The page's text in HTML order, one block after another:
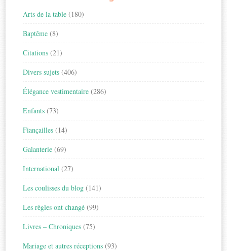
Arts de la table (180)
Baptême (8)
Citations (21)
Divers sujets (406)
Élégance vestimentaire (286)
Enfants (73)
Fiançailles (14)
Galanterie (69)
International (27)
Les coulisses du blog (141)
Les règles ont changé (99)
Livres – Chroniques (75)
Mariage et autres réceptions (93)